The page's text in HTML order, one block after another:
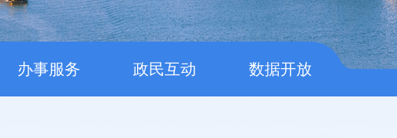
办事服务 政民互动 数据开放